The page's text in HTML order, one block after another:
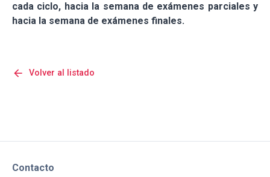
cada ciclo, hacia la semana de exámenes parciales y
hacia la semana de exámenes finales.
arrow_back Volver al listado
Contacto